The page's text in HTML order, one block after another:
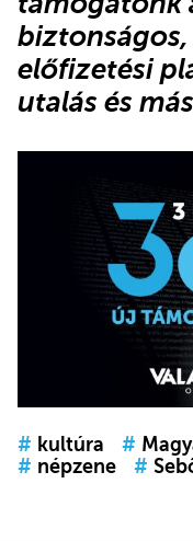
előfizetési
utalás és
# kultúra #
# népzene #